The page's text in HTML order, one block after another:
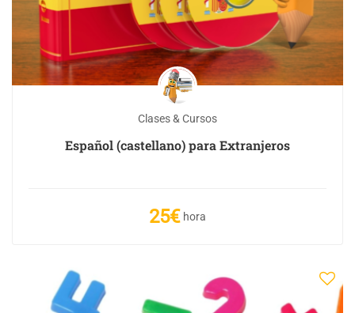
Clases & Cursos
Español (castellano) para Extranjeros
25€ hora